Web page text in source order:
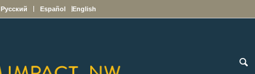
English
Español
Русский